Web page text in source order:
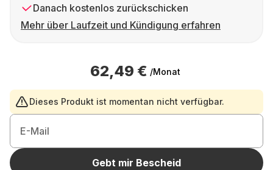
Danach kostenlos zurückschicken
Mehr über Laufzeit und Kündigung erfahren
62,49 € /Monat
Dieses Produkt ist momentan nicht verfügbar.
E-Mail
Gebt mir Bescheid